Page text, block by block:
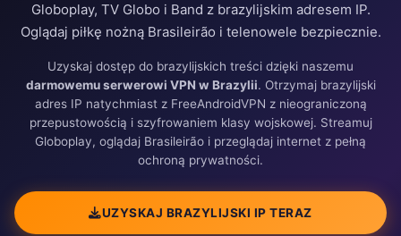
Globoplay, TV Globo i Band z brazylijskim adresem IP.
Oglądaj piłkę nożną Brasileirão i telenowele bezpiecznie.
Uzyskaj dostęp do brazylijskich treści dzięki naszemu
darmowemu serwerowi VPN w Brazylii. Otrzymaj brazylijski
adres IP natychmiast z FreeAndroidVPN z nieograniczoną
przepustowością i szyfrowaniem klasy wojskowej. Streamuj
Globoplay, oglądaj Brasileirão i przeglądaj internet z pełną
ochroną prywatności.
UZYSKAJ BRAZYLIJSKI IP TERAZ